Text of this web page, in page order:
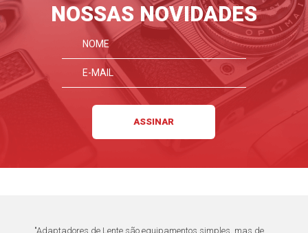
NOSSAS NOVIDADES
"Adaptadores de Lente são equipamentos simples, mas de